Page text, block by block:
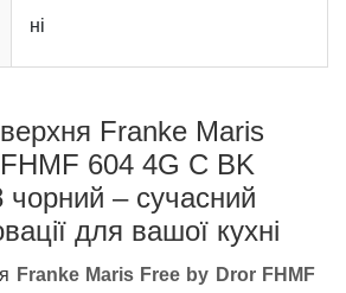
ні
Franke Maris
604 4G C BK
чорний – сучасний
для вашої кухні
Franke Maris Free by Dror FHMF